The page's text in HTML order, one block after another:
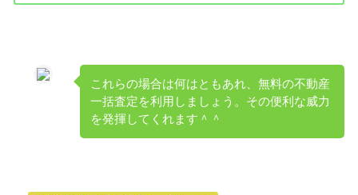
これらの場合は何はともあれ、無料の不動産
一括査定を利用しましょう。その便利な威力
を発揮してくれます＾＾